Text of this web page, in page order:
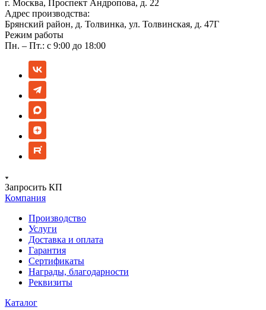
г. Москва, Проспект Андропова, д. 22
Адрес производства:
Брянский район, д. Толвинка, ул. Толвинская, д. 47Г
Режим работы
Пн. – Пт.: с 9:00 до 18:00
Запросить КП
Компания
Производство
Услуги
Доставка и оплата
Гарантия
Сертификаты
Награды, благодарности
Реквизиты
Каталог